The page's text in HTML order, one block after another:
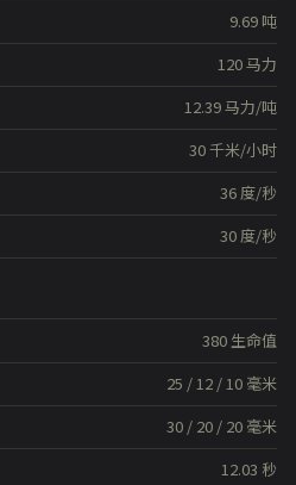
9.69 吨
120马力
12.39马力/吨
30千米/小时
36 度/秒
30 度/秒
380 生命值
25 /12 /10 毫米
30 / 20 / 20 毫米
12.03 秒